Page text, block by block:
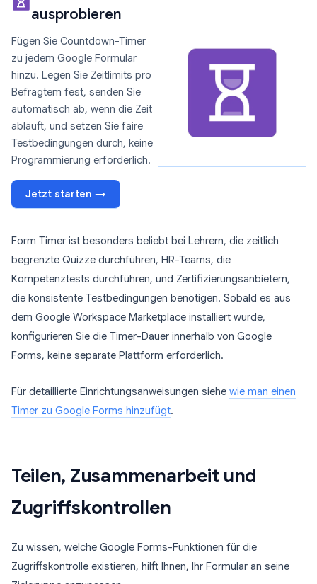
ausprobieren
Fügen Sie Countdown-Timer
zu jedem Google Formular
hinzu. Legen Sie Zeitlimits pro
Befragtem fest, senden Sie
automatisch ab, wenn die Zeit
abläuft, und setzen Sie faire
Testbedingungen durch, keine
Programmierung erforderlich.
Jetzt starten →
Form Timer ist besonders beliebt bei Lehrern, die zeitlich
begrenzte Quizze durchführen, HR-Teams, die
Kompetenztests durchführen, und Zertifizierungsanbietern,
die konsistente Testbedingungen benötigen. Sobald es aus
dem Google Workspace Marketplace installiert wurde,
konfigurieren Sie die Timer-Dauer innerhalb von Google
Forms, keine separate Plattform erforderlich.
Für detaillierte Einrichtungsanweisungen siehe wie man einen
Timer zu Google Forms hinzufügt.
Teilen, Zusammenarbeit und
Zugriffskontrollen
Zu wissen, welche Google Forms-Funktionen für die
Zugriffskontrolle existieren, hilft Ihnen, Ihr Formular an seine